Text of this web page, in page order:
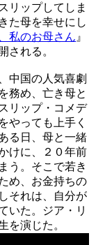
リップしてしま
た母を幸せにし
私のお母さん 』
される。
中国の人気喜劇
務め、亡き母と
リップ・コメデ
やっても上手く
る日、母と一緒
けに、２０年前
う。そこで若き
め、お金持ちの
それは、自分が
いた。ジア・リ
を演じた。